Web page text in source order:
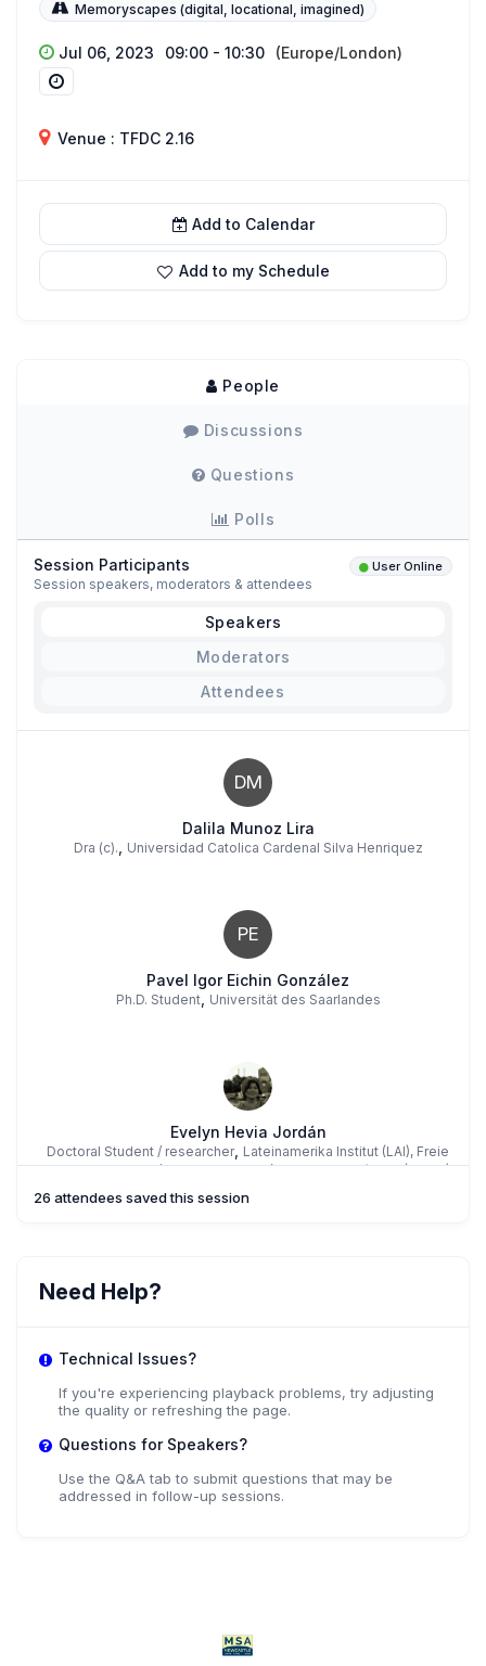
Memoryscapes (digital, locational, imagined)
Jul 06, 2023 09:00 - 10:30 (Europe/London)
Venue : TFDC 2.16
Add to Calendar
Add to my Schedule
People
Discussions
Questions
Polls
Session Participants User Online
Session speakers, moderators & attendees
Speakers
Moderators
Attendees
DM
Dalila Munoz Lira
Dra (c). Universidad Catolica Cardenal Silva Henriquez
PE
Pavel Igor Eichin González
Ph.D. Student, Universität des Saarlandes
Evelyn Hevia Jordán
Doctoral Student / researcher, Lateinamerika Institut (LAI), Freie
Universität Berlin / Universidad Católica Silva Henríquez (UCSH)
26 attendees saved this session
Need Help?
Technical Issues?
If you're experiencing playback problems, try adjusting
the quality or refreshing the page.
Questions for Speakers?
Use the Q&A tab to submit questions that may be
addressed in follow-up sessions.